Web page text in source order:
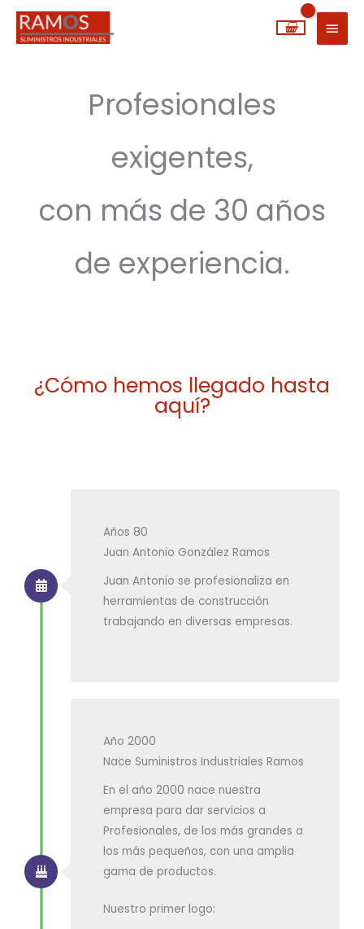
MENÚ
Profesionales
exigentes,
con más de 30 años
de experiencia.
¿Cómo hemos llegado hasta
aquí?
Años 80
Juan Antonio González Ramos
Juan Antonio se profesionaliza en
herramientas de construcción
trabajando en diversas empresas.
Año 2000
Nace Suministros Industriales Ramos
En el año 2000 nace nuestra
empresa para dar servicios a
Profesionales, de los más grandes a
los más pequeños, con una amplia
gama de productos.
Nuestro primer logo: